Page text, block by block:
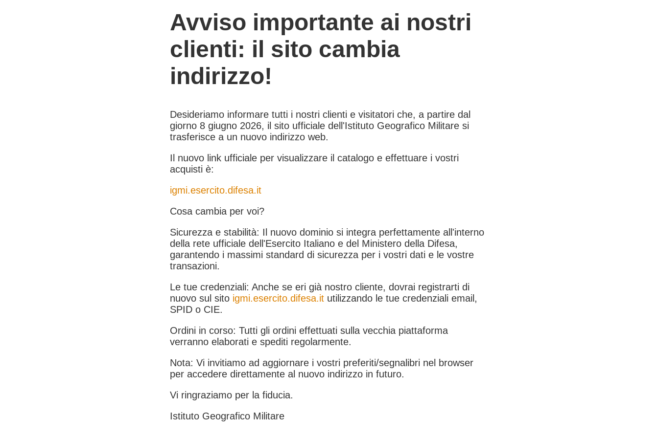
Avviso importante ai nostri
clienti: il sito cambia
indirizzo!
Desideriamo informare tutti i nostri clienti e visitatori che, a partire dal
giorno 8 giugno 2026, il sito ufficiale dell'Istituto Geografico Militare si
trasferisce a un nuovo indirizzo web.
Il nuovo link ufficiale per visualizzare il catalogo e effettuare i vostri
acquisti è:
igmi.esercito.difesa.it
Cosa cambia per voi?
Sicurezza e stabilità: Il nuovo dominio si integra perfettamente all'interno
della rete ufficiale dell'Esercito Italiano e del Ministero della Difesa,
garantendo i massimi standard di sicurezza per i vostri dati e le vostre
transazioni.
Le tue credenziali: Anche se eri già nostro cliente, dovrai registrarti di
nuovo sul sito igmi.esercito.difesa.it utilizzando le tue credenziali email,
SPID o CIE.
Ordini in corso: Tutti gli ordini effettuati sulla vecchia piattaforma
verranno elaborati e spediti regolarmente.
Nota: Vi invitiamo ad aggiornare i vostri preferiti/segnalibri nel browser
per accedere direttamente al nuovo indirizzo in futuro.
Vi ringraziamo per la fiducia.
Istituto Geografico Militare